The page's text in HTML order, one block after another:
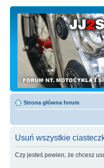
Strona główna forum
Usuń wszystkie
Czy jesteś pewien, że chcesz